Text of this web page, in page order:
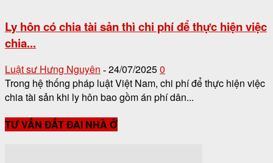
Ly hôn có chia tài sản thì chi phí để thực hiện việc
chia...
Luật sư Hưng Nguyên - 24/07/20250
Trong hệ thống pháp luật Việt Nam, chi phí để thực hiện việc
chia tài sản khi ly hôn bao gồm án phí dân...
TƯ VẤN ĐẤT ĐAI NHÀ Ở